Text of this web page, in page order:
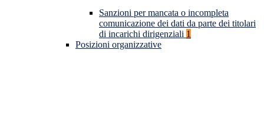
Sanzioni per mancata o incompleta
comunicazione dei dati da parte dei titolari
di incarichi dirigenziali 1
Posizioni organizzative